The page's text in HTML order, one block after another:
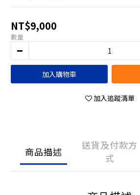
NT$9,000
數量
加入購物車
加入追蹤清單
商品描述
送貨及付款方
式